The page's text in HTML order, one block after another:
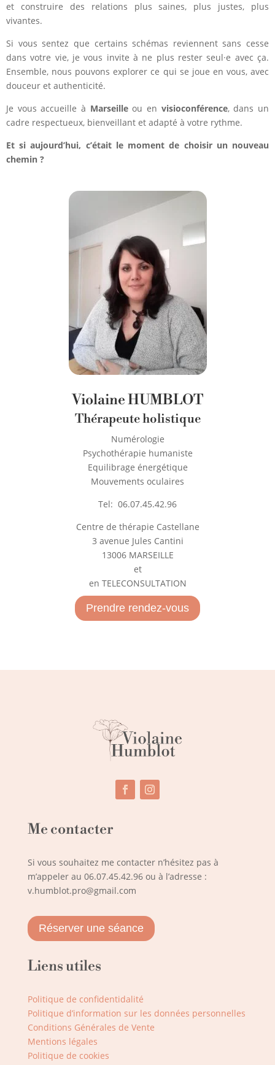
et construire des relations plus saines, plus justes, plus
vivantes.
Si vous sentez que certains schémas reviennent sans cesse
dans votre vie, je vous invite à ne plus rester seul·e avec ça.
Ensemble, nous pouvons explorer ce qui se joue en vous, avec
douceur et authenticité.
Je vous accueille à Marseilleou en visioconférence, dans un
cadre respectueux, bienveillant et adapté à votre rythme.
Et si aujourd’hui, c’était le moment de choisir un nouveau
chemin ?
Violaine HUMBLOT
Thérapeute holistique
Numérologie
Psychothérapie humaniste
Equilibrage énergétique
Mouvements oculaires
Tel: 06.07.45.42.96
Centre de thérapie Castellane
3 avenue Jules Cantini
13006 MARSEILLE
et
en TELECONSULTATION
Prendre rendez-vous
Me contacter
Si vous souhaitez me contacter n’hésitez pas à
m’appeler au 06.07.45.42.96ou à l’adresse :
v.humblot.pro@gmail.com
Réserver une séance
Liens utiles
Politique de confidentidalité
Politique d’information sur les données personnelles
Conditions Générales de Vente
Mentions légales
Politique de cookies